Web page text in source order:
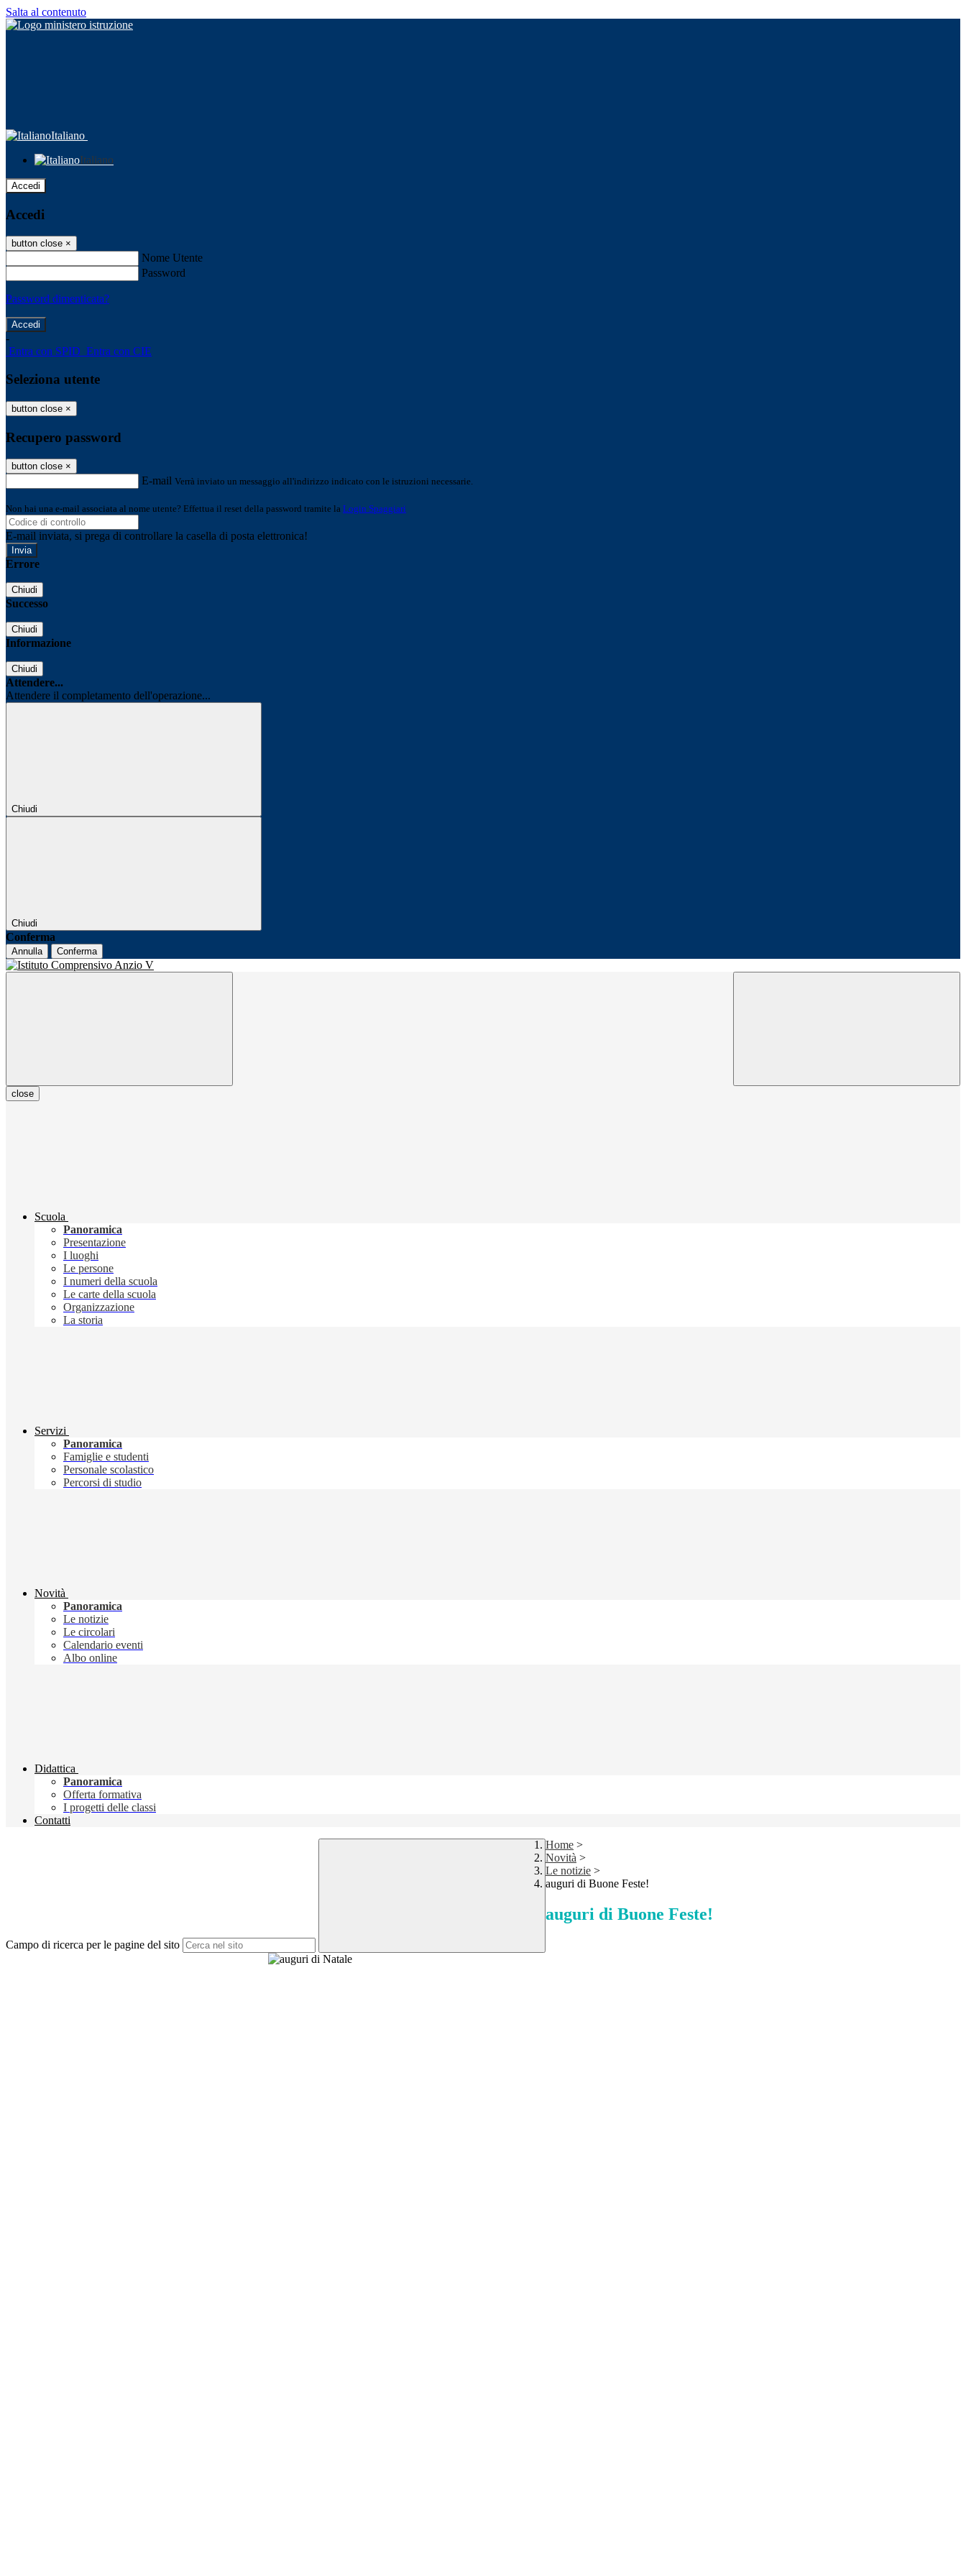
Salta al contenuto
Italiano
Italiano
Accedi
Accedi
button close ×
Nome Utente
Password
Password dimenticata?
-
Entra con SPID Entra con CIE
Seleziona utente
button close ×
Recupero password
button close ×
E-mail Verrà inviato un messaggio all'indirizzo indicato con le istruzioni necessarie.
Non hai una e-mail associata al nome utente? Effettua il reset della password tramite la Login Spaggiari
E-mail inviata, si prega di controllare la casella di posta elettronica!
Errore
Chiudi
Successo
Chiudi
Informazione
Chiudi
Attendere...
Attendere il completamento dell'operazione...
Chiudi
Chiudi
Conferma
Annulla Conferma
close
Scuola
Panoramica
Presentazione
I luoghi
Le persone
I numeri della scuola
Le carte della scuola
Organizzazione
La storia
Servizi
Panoramica
Famiglie e studenti
Personale scolastico
Percorsi di studio
Novità
Panoramica
Le notizie
Le circolari
Calendario eventi
Albo online
Didattica
Panoramica
Offerta formativa
I progetti delle classi
Contatti
Campo di ricerca per le pagine del sito
Home >
Novità >
Le notizie >
auguri di Buone Feste!
auguri di Buone Feste!